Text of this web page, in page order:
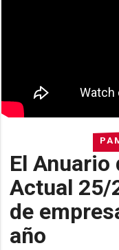
El Anuario
Actual 25/
de
año